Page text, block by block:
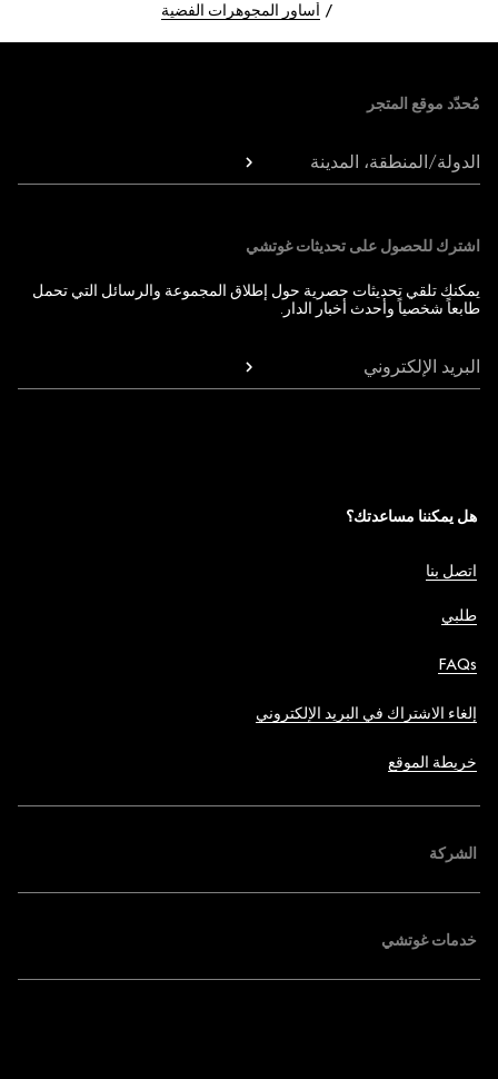
أساور المجوهرات الفضية
مُحدّد موقع المتجر
الدولة/المنطقة، المدينة
اشترك للحصول على تحديثات غوتشي
يمكنك تلقي تحديثات حصرية حول إطلاق المجموعة والرسائل التي تحمل
طابعاً شخصياً وأحدث أخبار الدار.
البريد الإلكتروني
هل يمكننا مساعدتك؟
اتصل بنا
طلبي
FAQs
إلغاء الاشتراك في البريد الإلكتروني
خريطة الموقع
الشركة
خدمات غوتشي